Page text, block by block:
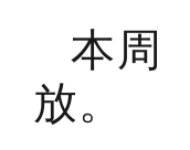
本周
放。